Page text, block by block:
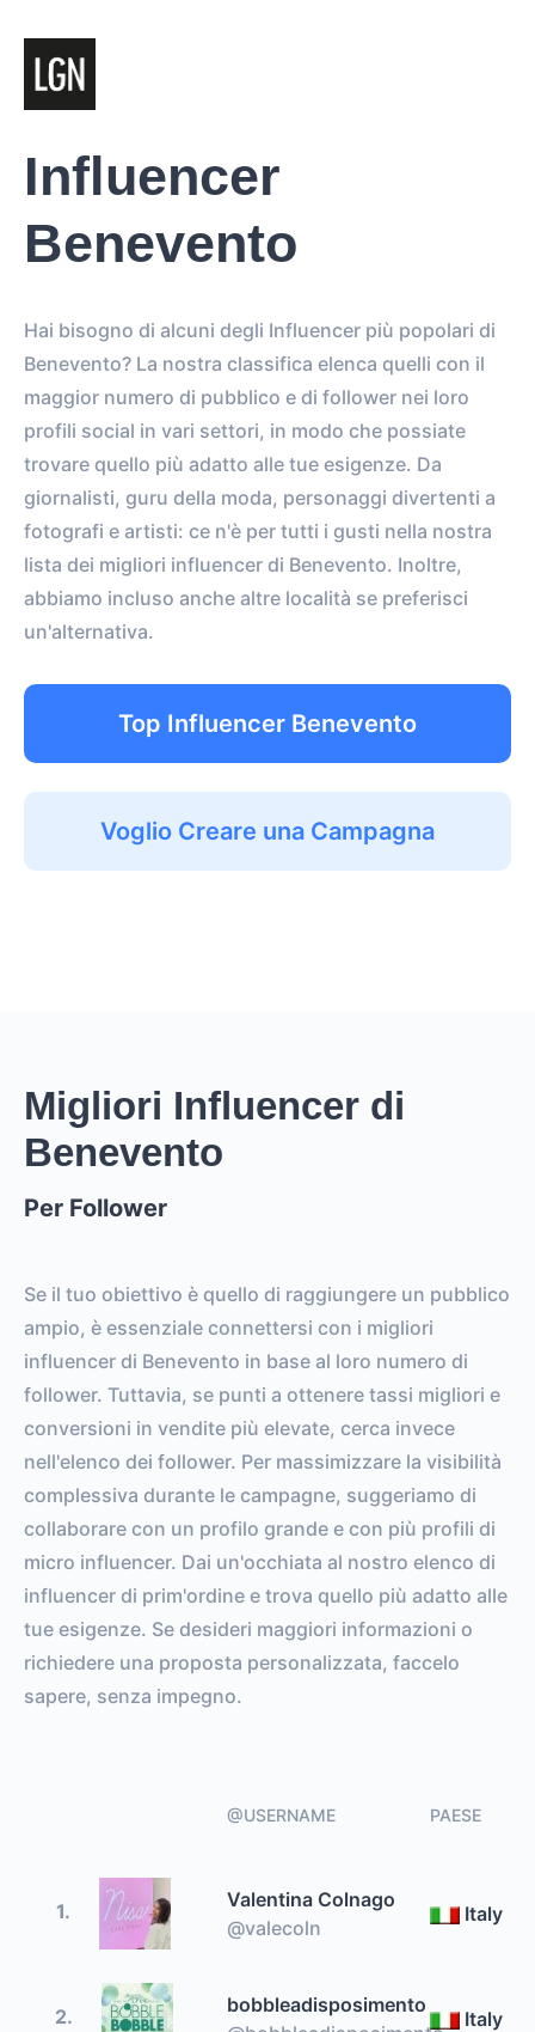
Influencer
Benevento
Hai bisogno di alcuni degli Influencer più popolari di
Benevento? La nostra classifica elenca quelli con il
maggior numero di pubblico e di follower nei loro
profili social in vari settori, in modo che possiate
trovare quello più adatto alle tue esigenze. Da
giornalisti, guru della moda, personaggi divertenti a
fotografi e artisti: ce n'è per tutti i gusti nella nostra
lista dei migliori influencer di Benevento. Inoltre,
abbiamo incluso anche altre località se preferisci
un'alternativa.
Top Influencer Benevento
Voglio Creare una Campagna
Migliori Influencer di
Benevento
Per Follower
Se il tuo obiettivo è quello di raggiungere un pubblico
ampio, è essenziale connettersi con i migliori
influencer di Benevento in base al loro numero di
follower. Tuttavia, se punti a ottenere tassi migliori e
conversioni in vendite più elevate, cerca invece
nell'elenco dei follower. Per massimizzare la visibilità
complessiva durante le campagne, suggeriamo di
collaborare con un profilo grande e con più profili di
micro influencer. Dai un'occhiata al nostro elenco di
influencer di prim'ordine e trova quello più adatto alle
tue esigenze. Se desideri maggiori informazioni o
richiedere una proposta personalizzata, faccelo
sapere, senza impegno.
@USERNAME PAESE
1.
Valentina Colnago
@valecoln
Italy
2.
bobbleadisposimento
Italy